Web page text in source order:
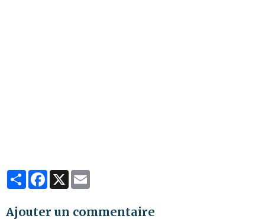
PartagerFacebook
X
Ajouter un commentaire